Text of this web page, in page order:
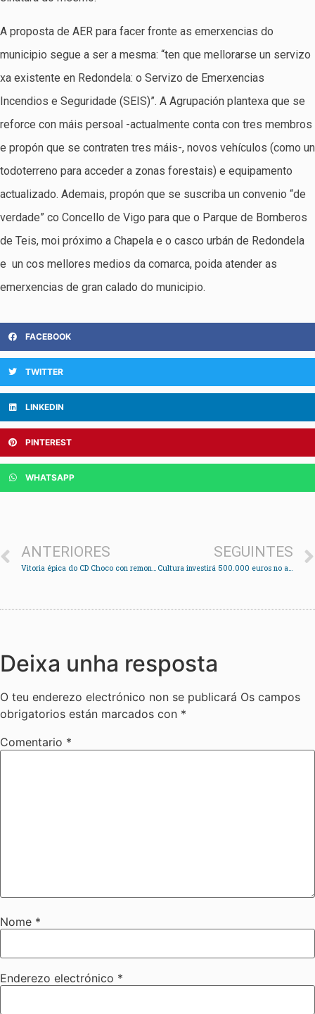
A proposta de AER para facer fronte as emerxencias do
municipio segue a ser a mesma: “ten que mellorarse un servizo
xa existente en Redondela: o Servizo de Emerxencias
Incendios e Seguridade (SEIS)”. A Agrupación plantexa que se
reforce con máis persoal -actualmente conta con tres membros
e propón que se contraten tres máis-, novos vehículos (como un
todoterreno para acceder a zonas forestais) e equipamento
actualizado. Ademais, propón que se suscriba un convenio “de
verdade” co Concello de Vigo para que o Parque de Bomberos
de Teis, moi próximo a Chapela e o casco urbán de Redondela
e un cos mellores medios da comarca, poida atender as
emerxencias de gran calado do municipio.
FACEBOOK
TWITTER
LINKEDIN
PINTEREST
WHATSAPP
ANTERIORES
Vitoria épica do CD Choco con remontada ante o Polvorín
SEGUINTES
Cultura investirá 500.000 euros no acondicionamento de varias edificacións da Illa de San Simón
Deixa unha resposta
O teu enderezo electrónico non se publicará Os campos
obrigatorios están marcados con *
Comentario *
Nome *
Enderezo electrónico *